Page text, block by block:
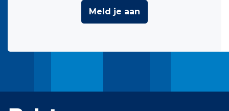
Meld je aan